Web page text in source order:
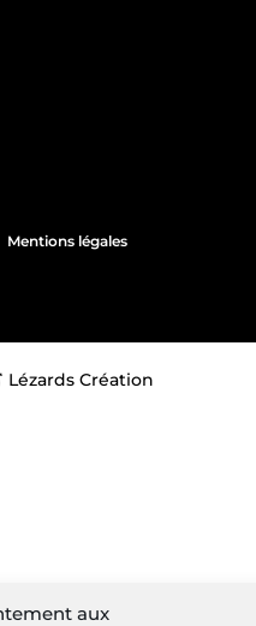
aux
Mentions légales
Lézards Création